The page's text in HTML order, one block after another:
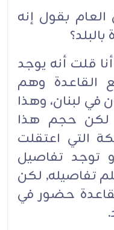
بقول إنه
قلت أنه يوجد
وهم
في لبنان، وهذا
لكن حجم هذا
التي اعتقلت
توجد تفاصيل
تفاصيله, لكن
حضور في